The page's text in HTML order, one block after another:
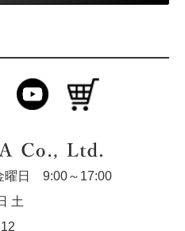
曜日 9:00～17:00
土